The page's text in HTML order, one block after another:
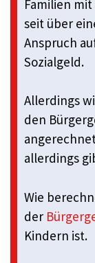
Familien
seit über
Anspruch
Sozialgeld.
Allerdings
den
allerdings
Wie
der
Kindern ist.